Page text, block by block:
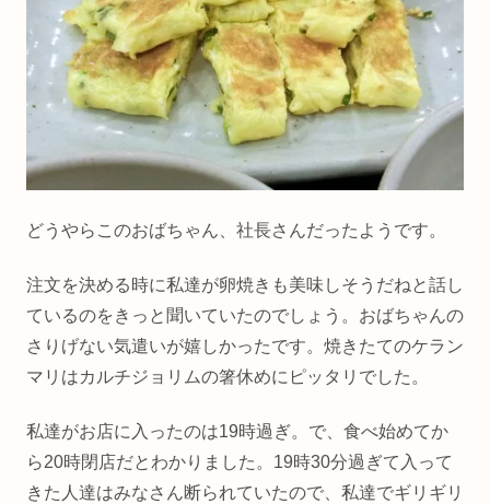
どうやらこのおばちゃん、社長さんだったようです。
注文を決める時に私達が卵焼きも美味しそうだねと話し
ているのをきっと聞いていたのでしょう。おばちゃんの
さりげない気遣いが嬉しかったです。焼きたてのケラン
マリはカルチジョリムの箸休めにピッタリでした。
私達がお店に入ったのは19時過ぎ。で、食べ始めてか
ら20時閉店だとわかりました。19時30分過ぎて入って
きた人達はみなさん断られていたので、私達でギリギリ